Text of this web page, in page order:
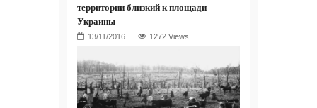
территории близкий к площади
Украины
1272 Views